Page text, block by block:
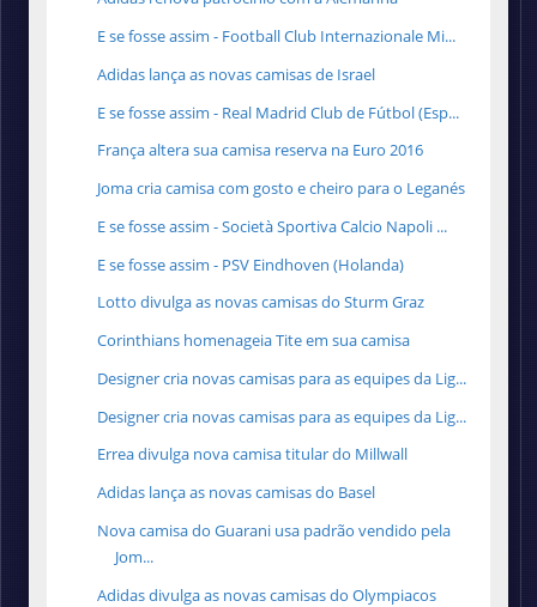
E se fosse assim - Football Club Internazionale Mi...
Adidas lança as novas camisas de Israel
E se fosse assim - Real Madrid Club de Fútbol (Esp...
França altera sua camisa reserva na Euro 2016
Joma cria camisa com gosto e cheiro para o Leganés
E se fosse assim - Società Sportiva Calcio Napoli ...
E se fosse assim - PSV Eindhoven (Holanda)
Lotto divulga as novas camisas do Sturm Graz
Corinthians homenageia Tite em sua camisa
Designer cria novas camisas para as equipes da Lig...
Designer cria novas camisas para as equipes da Lig...
Errea divulga nova camisa titular do Millwall
Adidas lança as novas camisas do Basel
Nova camisa do Guarani usa padrão vendido pela
Jom...
Adidas divulga as novas camisas do Olympiacos